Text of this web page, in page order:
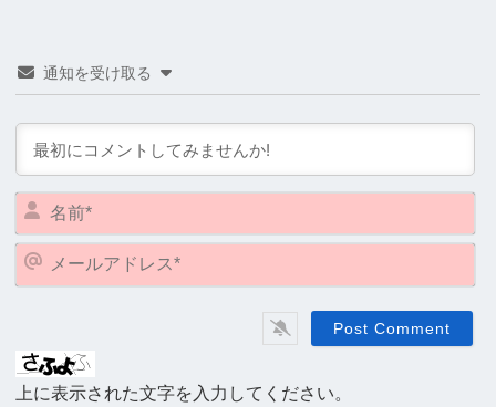
通知を受け取る
名
*
上に表示された文字を入力してください。